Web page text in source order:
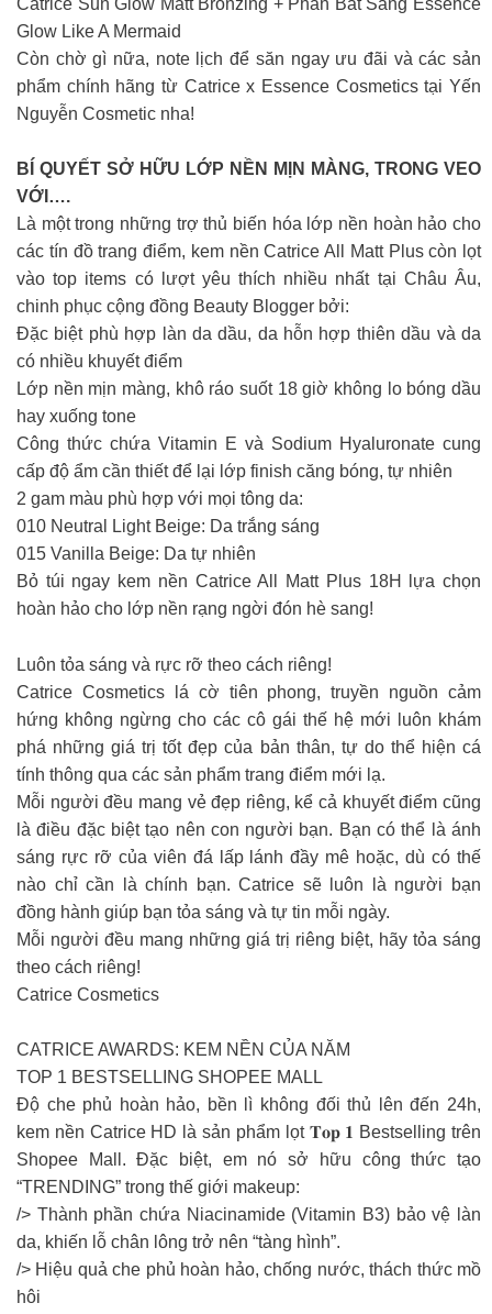
Catrice Sun Glow Matt Bronzing + Phấn Bắt Sáng Essence
Glow Like A Mermaid
Còn chờ gì nữa, note lịch để săn ngay ưu đãi và các sản
phẩm chính hãng từ Catrice x Essence Cosmetics tại Yến
Nguyễn Cosmetic nha!
BÍ QUYẾT SỞ HỮU LỚP NỀN MỊN MÀNG, TRONG VEO
VỚI….
Là một trong những trợ thủ biến hóa lớp nền hoàn hảo cho
các tín đồ trang điểm, kem nền Catrice All Matt Plus còn lọt
vào top items có lượt yêu thích nhiều nhất tại Châu Âu,
chinh phục cộng đồng Beauty Blogger bởi:
Đặc biệt phù hợp làn da dầu, da hỗn hợp thiên dầu và da
có nhiều khuyết điểm
Lớp nền mịn màng, khô ráo suốt 18 giờ không lo bóng dầu
hay xuống tone
Công thức chứa Vitamin E và Sodium Hyaluronate cung
cấp độ ẩm cần thiết để lại lớp finish căng bóng, tự nhiên
2 gam màu phù hợp với mọi tông da:
010 Neutral Light Beige: Da trắng sáng
015 Vanilla Beige: Da tự nhiên
Bỏ túi ngay kem nền Catrice All Matt Plus 18H lựa chọn
hoàn hảo cho lớp nền rạng ngời đón hè sang!
Luôn tỏa sáng và rực rỡ theo cách riêng!
Catrice Cosmetics lá cờ tiên phong, truyền nguồn cảm
hứng không ngừng cho các cô gái thế hệ mới luôn khám
phá những giá trị tốt đẹp của bản thân, tự do thể hiện cá
tính thông qua các sản phẩm trang điểm mới lạ.
Mỗi người đều mang vẻ đẹp riêng, kể cả khuyết điểm cũng
là điều đặc biệt tạo nên con người bạn. Bạn có thể là ánh
sáng rực rỡ của viên đá lấp lánh đầy mê hoặc, dù có thế
nào chỉ cần là chính bạn. Catrice sẽ luôn là người bạn
đồng hành giúp bạn tỏa sáng và tự tin mỗi ngày.
Mỗi người đều mang những giá trị riêng biệt, hãy tỏa sáng
theo cách riêng!
Catrice Cosmetics
CATRICE AWARDS: KEM NỀN CỦA NĂM
TOP 1 BESTSELLING SHOPEE MALL
Độ che phủ hoàn hảo, bền lì không đối thủ lên đến 24h,
kem nền Catrice HD là sản phẩm lọt 𝐓𝐨𝐩 𝟏 Bestselling trên
Shopee Mall. ️Đặc biệt, em nó sở hữu công thức tạo
“TRENDING” trong thế giới makeup:
/> Thành phần chứa Niacinamide (Vitamin B3) bảo vệ làn
da, khiến lỗ chân lông trở nên “tàng hình”.
/> Hiệu quả che phủ hoàn hảo, chống nước, thách thức mồ
hôi